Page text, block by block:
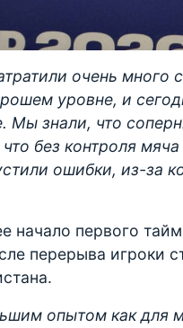
очень много
уровне, и
Мы знали, что
без контроля
ошибки, из-за
начало первого
перерыва игроки
опытом как для